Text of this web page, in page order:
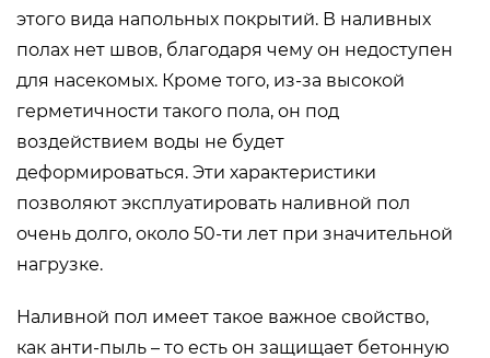
этого вида напольных покрытий. В наливных
полах нет швов, благодаря чему он недоступен
для насекомых. Кроме того, из-за высокой
герметичности такого пола, он под
воздействием воды не будет
деформироваться. Эти характеристики
позволяют эксплуатировать наливной пол
очень долго, около 50-ти лет при значительной
нагрузке.
Наливной пол имеет такое важное свойство,
как анти-пыль – то есть он защищает бетонную